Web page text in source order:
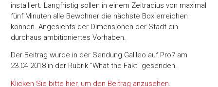
installiert. Langfristig sollen in einem Zeitradius von maximal
fünf Minuten alle Bewohner die nächste Box erreichen
können. Angesichts der Dimensionen der Stadt ein
durchaus ambitioniertes Vorhaben.
Der Beitrag wurde in der Sendung Galileo auf Pro7 am
23.04.2018 in der Rubrik "What the Fakt" gesenden.
Klicken Sie bitte hier, um den Beitrag anzusehen.